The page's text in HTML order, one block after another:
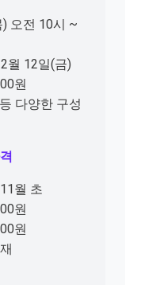
) 오전 10시 ~
월 12일(금)
원
다양한 구성
월 초
원
원